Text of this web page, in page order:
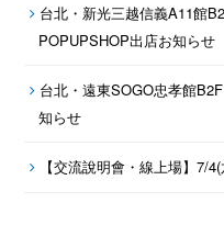
台北・新光三越信義A11館
POPUPSHOP出店お知らせ
台北・遠東SOGO忠孝館
知らせ
【交流說明會・線上場】7/